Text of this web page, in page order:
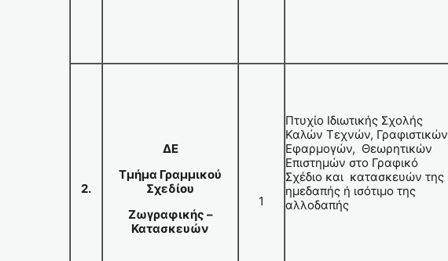
2.
ΔΕ
Τμήμα Γραμμικού
Σχεδίου
Ζωγραφικής –
Κατασκευών
1
Πτυχίο Ιδιωτικής Σχολής
Καλών Τεχνών, Γραφιστικών
Εφαρμογών, Θεωρητικών
Επιστημών στο Γραφικό
Σχέδιο και κατασκευών της
ημεδαπής ή ισότιμο της
αλλοδαπής